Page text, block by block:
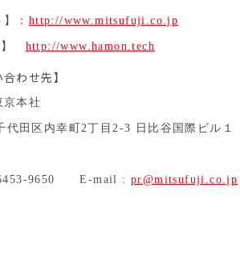
： http://www.mitsufuji.co.jp
】 http://www.hamon.tech
わせ先】
本社
田区内幸町2丁目2-3 日比谷国際ビル１
9650 E-mail : pr@mitsufuji.co.jp